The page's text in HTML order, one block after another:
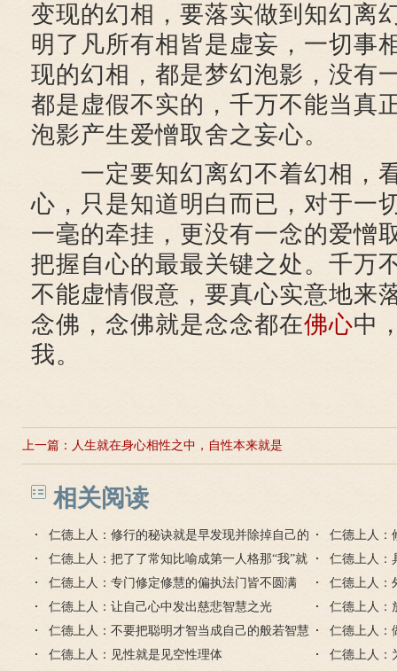
变现的幻相，要落实做到知幻离
明了凡所有相皆是虚妄，一切事
现的幻相，都是梦幻泡影，没有
都是虚假不实的，千万不能当真
泡影产生爱憎取舍之妄心。
一定要知幻离幻不着幻相，
心，只是知道明白而已，对于一
一毫的牵挂，更没有一念的爱憎
把握自心的最最关键之处。千万
不能虚情假意，要真心实意地来
念佛，念佛就是念念都在佛心中
我。
上一篇： 人生就在身心相性之中，自性本来就是
相关阅读
仁德上人：修行的秘诀就是早发现并除掉自己的
习气毛病
仁德上人：
的缺点错误
仁德上人：把了了常知比喻成第一人格那“我”就
是第二人格
仁德上人：
戒定慧
仁德上人：专门修定修慧的偏执法门皆不圆满
仁德上人：
仁德上人：让自己心中发出慈悲智慧之光
仁德上人：
仁德上人：不要把聪明才智当成自己的般若智慧
仁德上人：
的智慧心
仁德上人：见性就是见空性理体 仁德上人：